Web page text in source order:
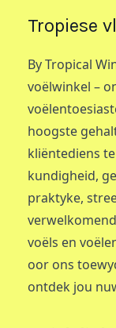
Tropiese
By Tropical
voëlwinkel –
hoogste
kliëntediens
kundigheid,
praktyke,
voëls en
oor ons
ontdek jou